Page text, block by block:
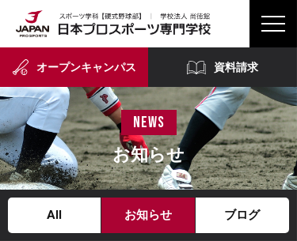
オープンキャンパス 資料請求
news
お知らせ
All お知らせ ブログ